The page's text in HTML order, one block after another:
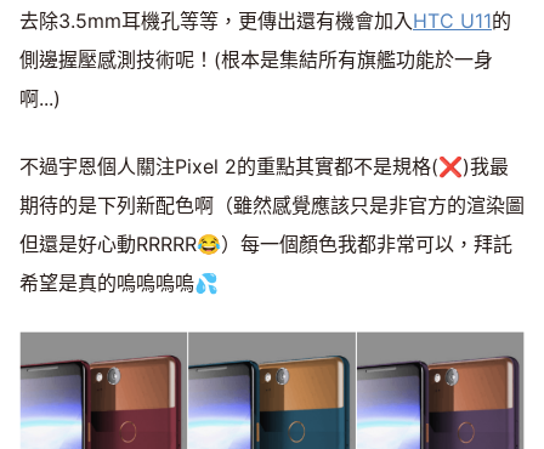
去除3.5mm耳機孔等等，更傳出還有機會加入 HTC U11的
側邊握壓感測技術呢！(根本是集結所有旗艦功能於一身
啊...)
不過宇恩個人關注Pixel 2的重點其實都不是規格(❌)我最
期待的是下列新配色啊（雖然感覺應該只是非官方的渲染圖
但還是好心動RRRRR😂）每一個顏色我都非常可以，拜託
希望是真的嗚嗚嗚嗚💦